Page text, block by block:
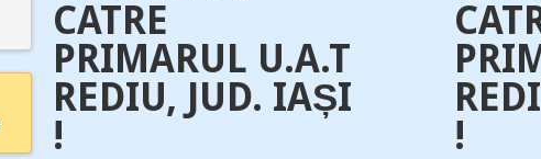
CATRE
PRIMARUL U.A.T
REDIU, JUD. IAȘI
!
!